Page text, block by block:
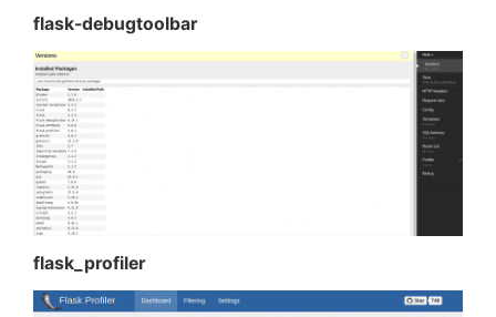
# http://localhost:5001/flask-
if app.debug:
app)
flask-debugtoolbar
flask_profiler